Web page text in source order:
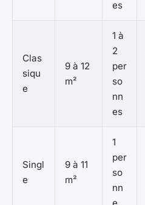
es
Clas
siqu
e
9 à 12
m²
1 à
2
per
so
nn
es
Singl
e
9 à 11
m²
1
per
so
nn
e